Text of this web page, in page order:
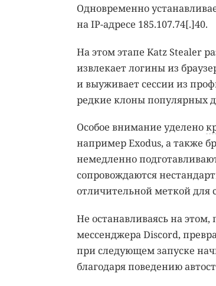
Одновременно
на IP-адресе 185.107.74[.]40.
На этом этапе Katz Stealer
извлекает логины из
и выуживает сессии из
редкие клоны популярных
Особое внимание уделено
например Exodus, а также
немедленно
сопровождаются
отличительной меткой для
Не останавливаясь на
мессенджера Discord,
при следующем запуске
благодаря поведению